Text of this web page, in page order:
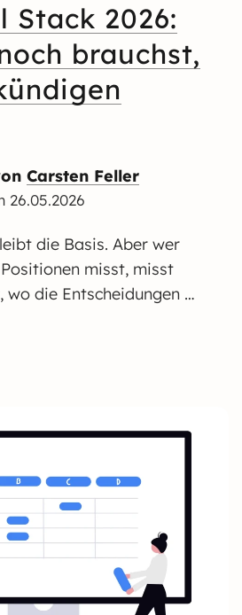
Stack 2026:
brauchst,
Carsten Feller
26.05.2026
die Basis. Aber wer
misst, misst
wo die Entscheidungen …